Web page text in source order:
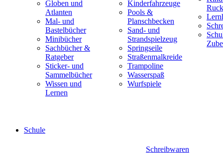
Globen und
Atlanten
Mal- und
Bastelbücher
Minibücher
Sachbücher &
Ratgeber
Sticker- und
Sammelbücher
Wissen und
Lernen
Kinderfahrzeuge
Pools &
Planschbecken
Sand- und
Strandspielzeug
Springseile
Straßenmalkreide
Trampoline
Wasserspaß
Wurfspiele
Schule
Schreibwaren